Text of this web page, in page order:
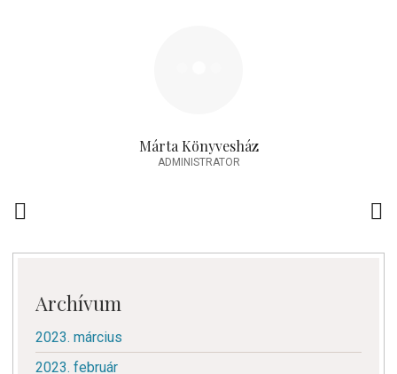
Márta Könyvesház
ADMINISTRATOR
Archívum
2023. március
2023. február